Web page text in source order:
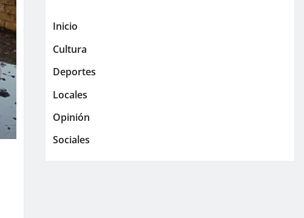
Inicio
Cultura
Deportes
Locales
Opinión
Sociales